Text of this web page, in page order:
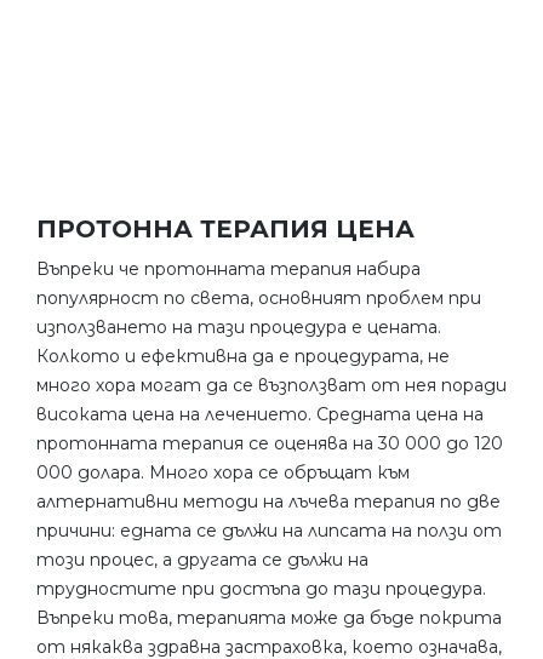
ПРОТОННА ТЕРАПИЯ ЦЕНА
Въпреки че протонната терапия набира
популярност по света, основният проблем при
използването на тази процедура е цената.
Колкото и ефективна да е процедурата, не
много хора могат да се възползват от нея поради
високата цена на лечението. Средната цена на
протонната терапия се оценява на 30 000 до 120
000 долара. Много хора се обръщат към
алтернативни методи на лъчева терапия по две
причини: едната се дължи на липсата на ползи от
този процес, а другата се дължи на
трудностите при достъпа до тази процедура.
Въпреки това, терапията може да бъде покрита
от някаква здравна застраховка, което означава,